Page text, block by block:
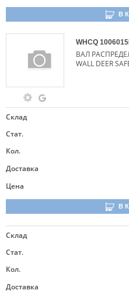
В
WHCQ
ВАЛ
WALL DEER
Склад
Стат.
Кол.
Доставка
Цена
В
Склад
Стат.
Кол.
Доставка